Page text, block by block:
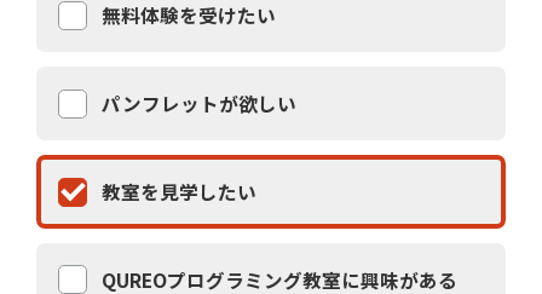
無料体験を受けたい
パンフレットが欲しい
教室を見学したい
QUREOプログラミング教室に興味がある